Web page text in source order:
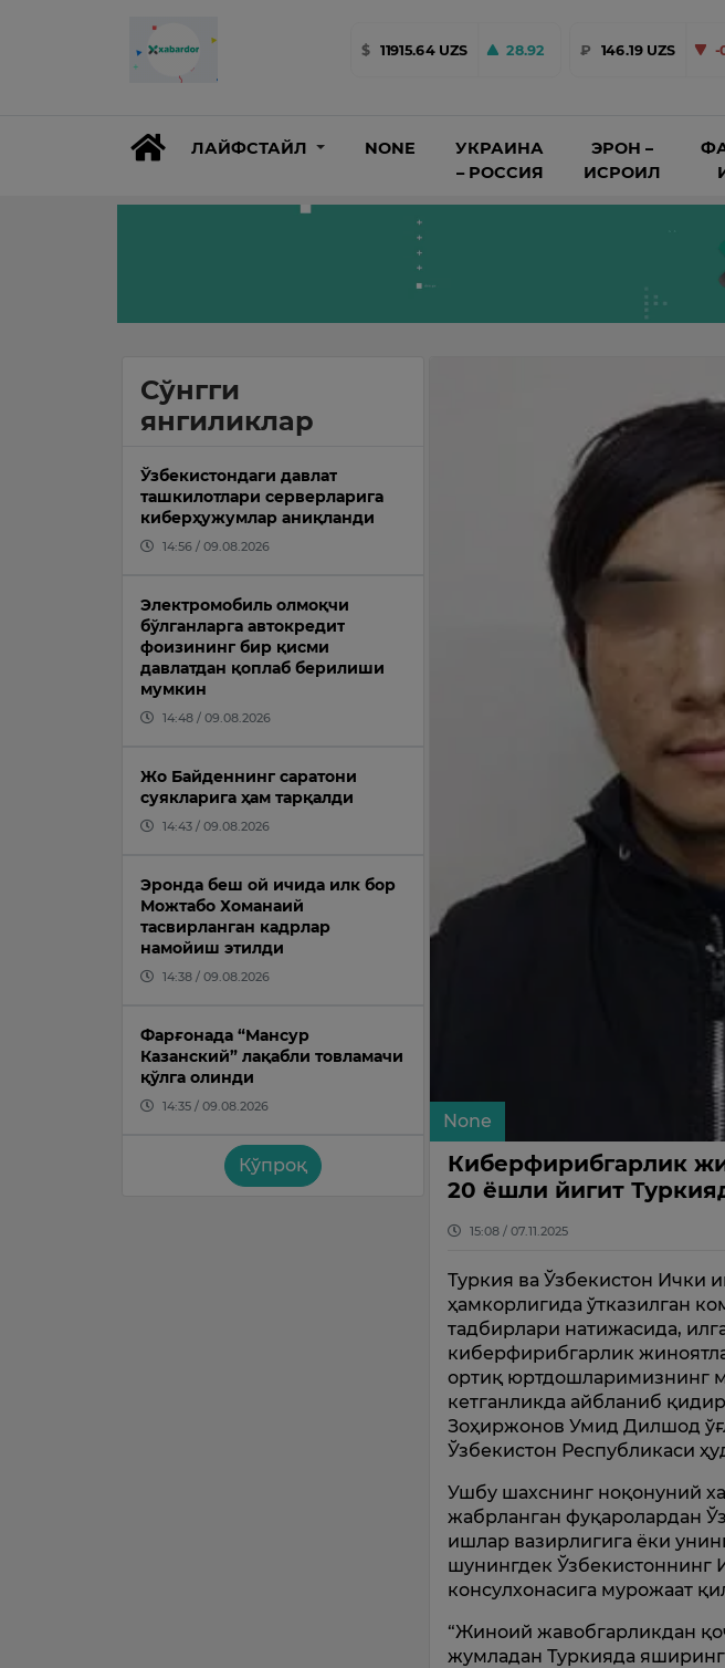
$ 11915.64 UZS 28.92 ₽ 146.19 UZS -
ЛАЙФСТАЙЛ NONE
УКРАИНА
– РОССИЯ
ЭРОН –
ИСРОИЛ
Сўнгги
янгиликлар
Ўзбекистондаги давлат
ташкилотлари серверларига
киберҳужумлар аниқланди
14:56 / 09.08.2026
Электромобиль олмоқчи
бўлганларга автокредит
фоизининг бир қисми
давлатдан қоплаб берилиши
мумкин
14:48 / 09.08.2026
Жо Байденнинг саратони
суякларига ҳам тарқалди
14:43 / 09.08.2026
Эронда беш ой ичида илк бор
Можтабо Хоманаий
тасвирланган кадрлар
намойиш этилди
14:38 / 09.08.2026
Фарғонада “Мансур
Казанский” лақабли товламачи
қўлга олинди
14:35 / 09.08.2026
Кўпроқ
None
Киберфирибгарлик
20 ёшли йигит
15:08 / 07.11.2025
Туркия ва Ўзбекистон Ички
ҳамкорлигида ўтказилган
тадбирлари натижасида,
киберфирибгарлик
ортиқ юртдошларимизнинг
кетганликда айбланиб
Зоҳиржонов Умид Дилшод
Ўзбекистон Республикаси
Ушбу шахснинг ноқонуний
жабрланган фуқаролардан
ишлар вазирлигига ёки
шунингдек Ўзбекистоннинг
консулхонасига мурожаат
“Жиноий жавобгарликдан
жумладан Туркияда